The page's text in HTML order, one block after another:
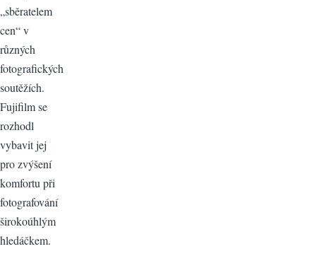
„sběratelem
cen“ v
různých
fotografických
soutěžích.
Fujifilm se
rozhodl
vybavit jej
pro zvýšení
komfortu při
fotografování
širokoúhlým
hledáčkem.